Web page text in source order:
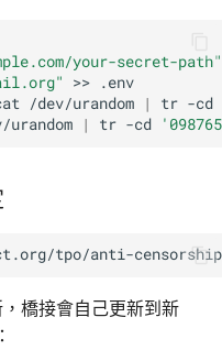
your-secret-path"
>>
/dev/urandom | tr -cd
urandom | tr -cd
tpo/anti-censorship/
橋接會自己更新到新